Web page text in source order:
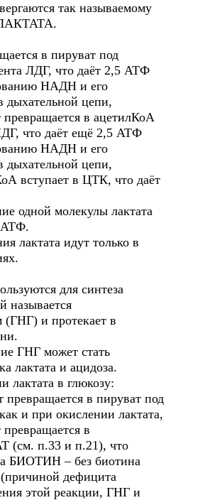
так называемому
в пируват под
ЛДГ, что даёт 2,5 АТФ
НАДН и его
дыхательной цепи,
превращается в ацетилКоА
что даёт ещё 2,5 АТФ
НАДН и его
дыхательной цепи,
вступает в ЦТК, что даёт
одной молекулы лактата
АТФ.
лактата идут только в
для синтеза
называется
(ГНГ) и протекает в
ГНГ может стать
лактата и ацидоза.
лактата в глюкозу:
превращается в пируват под
и при окислении лактата,
в
п.33 и п.21), что
БИОТИН – без биотина
дефицита
этой реакции, ГНГ и